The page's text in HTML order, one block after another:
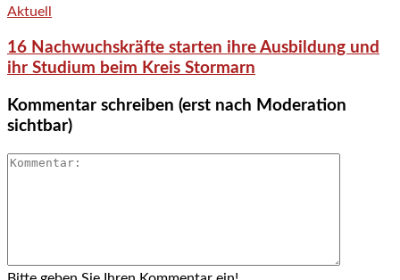
Aktuell
16 Nachwuchskräfte starten ihre Ausbildung und
ihr Studium beim Kreis Stormarn
Kommentar schreiben (erst nach Moderation
sichtbar)